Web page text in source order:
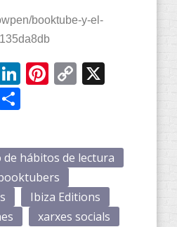
booktube-y-el-
LinkedIn
Pinterest
Copy
hábitos de lectura
Ibiza Editions
xarxes socials